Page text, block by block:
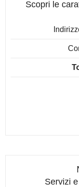
Scopri le
Servizi